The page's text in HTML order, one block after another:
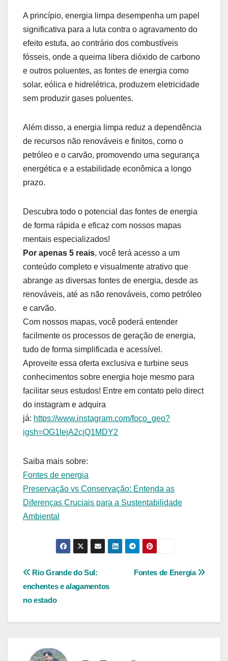
A princípio, energia limpa desempenha um papel
significativa para a luta contra o agravamento do
efeito estufa, ao contrário dos combustíveis
fósseis, onde a queima libera dióxido de carbono
e outros poluentes, as fontes de energia como
solar, eólica e hidrelétrica, produzem eletricidade
sem produzir gases poluentes.
Além disso, a energia limpa reduz a dependência
de recursos não renováveis e finitos, como o
petróleo e o carvão, promovendo uma segurança
energética e a estabilidade econômica a longo
prazo.
Descubra todo o potencial das fontes de energia
de forma rápida e eficaz com nossos mapas
mentais especializados!
Por apenas 5 reais, você terá acesso a um
conteúdo completo e visualmente atrativo que
abrange as diversas fontes de energia, desde as
renováveis, até as não renováveis, como petróleo
e carvão.
Com nossos mapas, você poderá entender
facilmente os processos de geração de energia,
tudo de forma simplificada e acessível.
Aproveite essa oferta exclusiva e turbine seus
conhecimentos sobre energia hoje mesmo para
facilitar seus estudos! Entre em contato pelo direct
do instagram e adquira
já: https://www.instagram.com/foco_geo?
igsh=OG1lejA2cjQ1MDY2
Saiba mais sobre:
Fontes de energia
Preservação vs Conservação: Entenda as
Diferenças Cruciais para a Sustentabilidade
Ambiental
Navegação
de
Post
Fontes de Energia
Rio Grande do Sul:
enchentes e alagamentos
no estado